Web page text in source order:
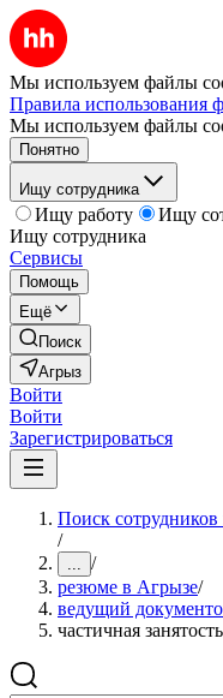
Мы используем файлы
Правила использования
Мы используем файлы
Понятно
Ищу сотрудника
Ищу работу
Ищу
Ищу сотрудника
Сервисы
Помощь
Ещё
Поиск
Агрыз
Войти
Войти
Зарегистрироваться
Поиск
/
... /
резюме в Агрызе/
ведущий
частичная занятость